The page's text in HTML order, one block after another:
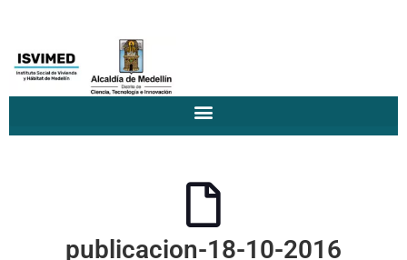
Participa
Hábitat de Medellín
Serviciospublicacion-18-10-2016